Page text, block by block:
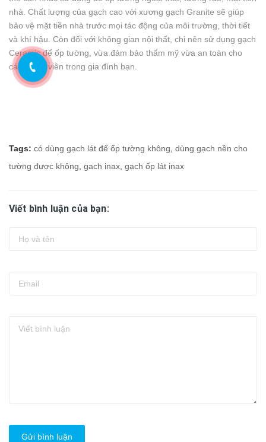
nhà. Chất lượng của gạch cao với xương gạch Granite sẽ giúp
bảo vệ mặt tiền nhà trước mọi tác động của môi trường, thời tiết
và khí hậu. Còn đối với không gian nội thất, chỉ nên sử dụng gạch
Ceramic để ốp tường, vừa đảm bảo thẩm mỹ vừa an toàn cho
các thành viên trong gia đình bạn.
Tags: có dùng gạch lát để ốp tường không dùng gạch nền cho
tường được không gach inax gạch ốp lát inax
Viết bình luận của bạn:
Gửi bình luận